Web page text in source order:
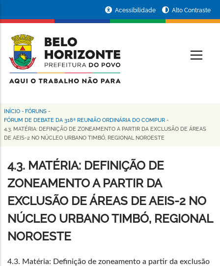
conteúdo
principal
da
Prefeitura
de
Horizonte
Acessibilidade Alto Contraste
Trilha
de
INÍCIO - FÓRUNS -
FÓRUM DE DEBATE DA 318ª REUNIÃO ORDINÁRIA DO COMPUR -
4.3. MATÉRIA: DEFINIÇÃO DE ZONEAMENTO A PARTIR DA EXCLUSÃO DE ÁREAS
DE AEIS-2 NO NÚCLEO URBANO TIMBÓ, REGIONAL NOROESTE
4.3. MATÉRIA: DEFINIÇÃO DE
ZONEAMENTO A PARTIR DA
EXCLUSÃO DE ÁREAS DE AEIS-2 NO
NÚCLEO URBANO TIMBÓ, REGIONAL
NOROESTE
4.3. Matéria: Definição de zoneamento a partir da exclusão